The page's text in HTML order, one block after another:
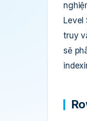
Level
truy
sẽ